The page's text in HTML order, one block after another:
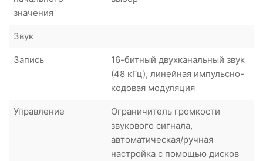
значения
Звук
Запись
16-битный двухканальный звук
(48 кГц), линейная импульсно-
кодовая модуляция
Управление
Ограничитель громкости
звукового сигнала,
автоматическая/ручная
настройка с помощью дисков